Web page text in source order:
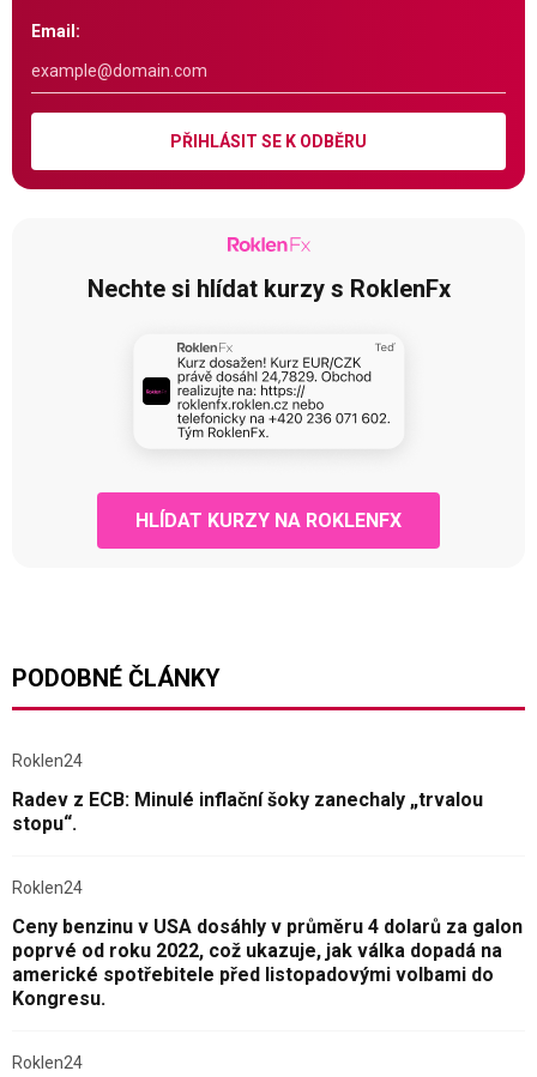
Email:
PŘIHLÁSIT SE K ODBĚRU
Nechte si hlídat kurzy s RoklenFx
HLÍDAT KURZY NA ROKLENFX
PODOBNÉ ČLÁNKY
Roklen24
Radev z ECB: Minulé inflační šoky zanechaly „trvalou
stopu“.
Roklen24
Ceny benzinu v USA dosáhly v průměru 4 dolarů za galon
poprvé od roku 2022, což ukazuje, jak válka dopadá na
americké spotřebitele před listopadovými volbami do
Kongresu.
Roklen24